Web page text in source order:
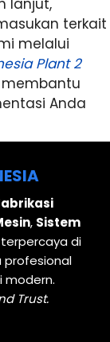
lanjut,
terkait
melalui
Plant 2
membantu
Anda
, Sistem
terpercaya di
profesional
modern.
Trust.